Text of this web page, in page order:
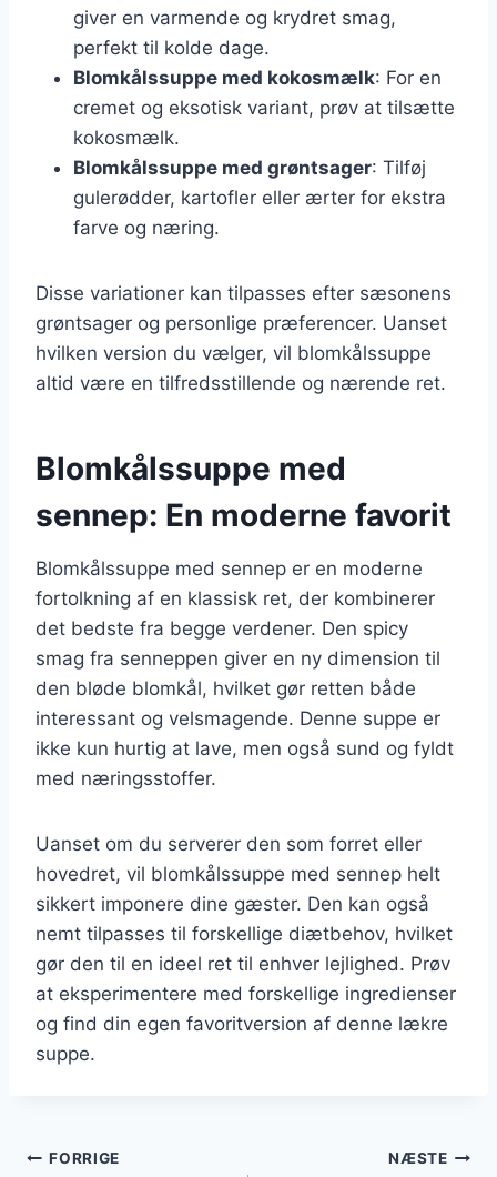
giver en varmende og krydret smag,
perfekt til kolde dage.
Blomkålssuppe med kokosmælk: For en
cremet og eksotisk variant, prøv at tilsætte
kokosmælk.
Blomkålssuppe med grøntsager: Tilføj
gulerødder, kartofler eller ærter for ekstra
farve og næring.
Disse variationer kan tilpasses efter sæsonens
grøntsager og personlige præferencer. Uanset
hvilken version du vælger, vil blomkålssuppe
altid være en tilfredsstillende og nærende ret.
Blomkålssuppe med
sennep: En moderne favorit
Blomkålssuppe med sennep er en moderne
fortolkning af en klassisk ret, der kombinerer
det bedste fra begge verdener. Den spicy
smag fra senneppen giver en ny dimension til
den bløde blomkål, hvilket gør retten både
interessant og velsmagende. Denne suppe er
ikke kun hurtig at lave, men også sund og fyldt
med næringsstoffer.
Uanset om du serverer den som forret eller
hovedret, vil blomkålssuppe med sennep helt
sikkert imponere dine gæster. Den kan også
nemt tilpasses til forskellige diætbehov, hvilket
gør den til en ideel ret til enhver lejlighed. Prøv
at eksperimentere med forskellige ingredienser
og find din egen favoritversion af denne lækre
suppe.
Indlægsnavigation
FORRIGE NÆSTE